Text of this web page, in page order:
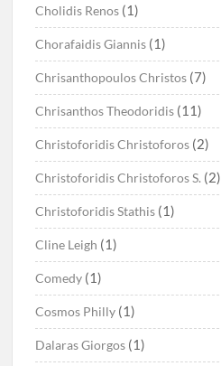
Cholidis Renos (1)
Chorafaidis Giannis (1)
Chrisanthopoulos Christos (7)
Chrisanthos Theodoridis (11)
Christoforidis Christoforos (2)
Christoforidis Christoforos S. (2)
Christoforidis Stathis (1)
Cline Leigh (1)
Comedy (1)
Cosmos Philly (1)
Dalaras Giorgos (1)